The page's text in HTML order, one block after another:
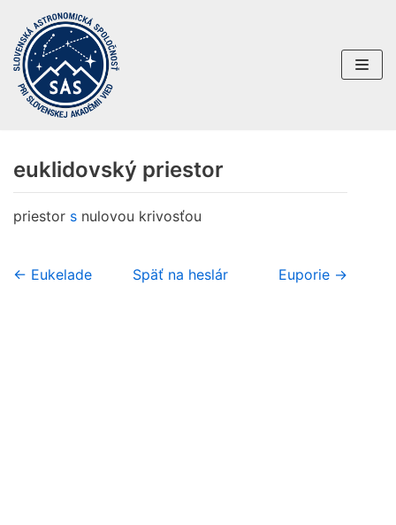
Preskočiť
na
obsah
euklidovský priestor
priestor s nulovou krivosťou
← Eukelade Späť na heslár Euporie →